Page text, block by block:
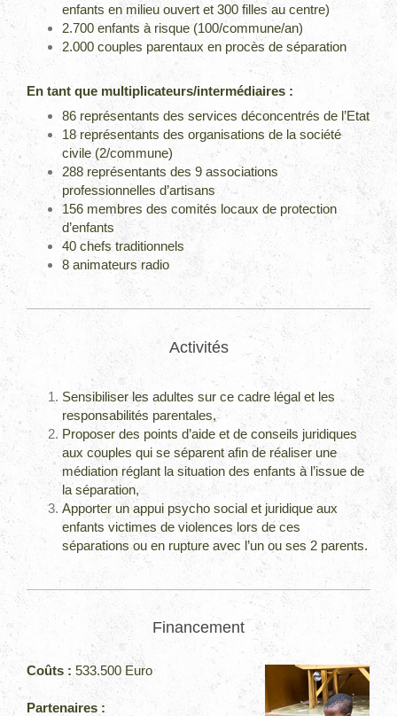
enfants en milieu ouvert et 300 filles au centre)
2.700 enfants à risque (100/commune/an)
2.000 couples parentaux en procès de séparation
En tant que multiplicateurs/intermédiaires :
86 représentants des services déconcentrés de l’Etat
18 représentants des organisations de la société
civile (2/commune)
288 représentants des 9 associations
professionnelles d’artisans
156 membres des comités locaux de protection
d’enfants
40 chefs traditionnels
8 animateurs radio
Activités
Sensibiliser les adultes sur ce cadre légal et les
responsabilités parentales,
Proposer des points d’aide et de conseils juridiques
aux couples qui se séparent afin de réaliser une
médiation réglant la situation des enfants à l’issue de
la séparation,
Apporter un appui psycho social et juridique aux
enfants victimes de violences lors de ces
séparations ou en rupture avec l’un ou ses 2 parents.
Financement
Coûts : 533.500 Euro
Partenaires :